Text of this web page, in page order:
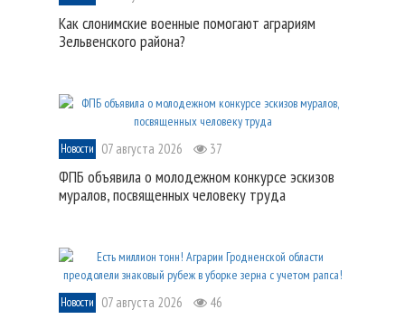
Как слонимские военные помогают аграриям
Зельвенского района?
Новости 07 августа 2026 37
ФПБ объявила о молодежном конкурсе эскизов
муралов, посвященных человеку труда
Новости 07 августа 2026 46